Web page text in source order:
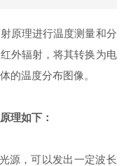
原理进行温度测量和分
外辐射，将其转换为电
的温度分布图像。
理如下：
，可以发出一定波长